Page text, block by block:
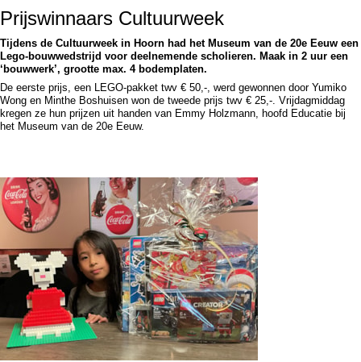
Prijswinnaars Cultuurweek
Tijdens de Cultuurweek in Hoorn had het Museum van de 20e Eeuw een
Lego-bouwwedstrijd voor deelnemende scholieren. Maak in 2 uur een
‘bouwwerk’, grootte max. 4 bodemplaten.
De eerste prijs, een LEGO-pakket twv € 50,-, werd gewonnen door Yumiko
Wong en Minthe Boshuisen won de tweede prijs twv € 25,-. Vrijdagmiddag
kregen ze hun prijzen uit handen van Emmy Holzmann, hoofd Educatie bij
het Museum van de 20e Eeuw.